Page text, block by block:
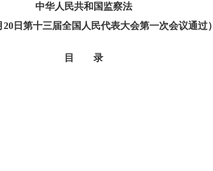
中华人民共和国监察法
20日第十三届全国人民代表大会第一次会议通过）
目 录